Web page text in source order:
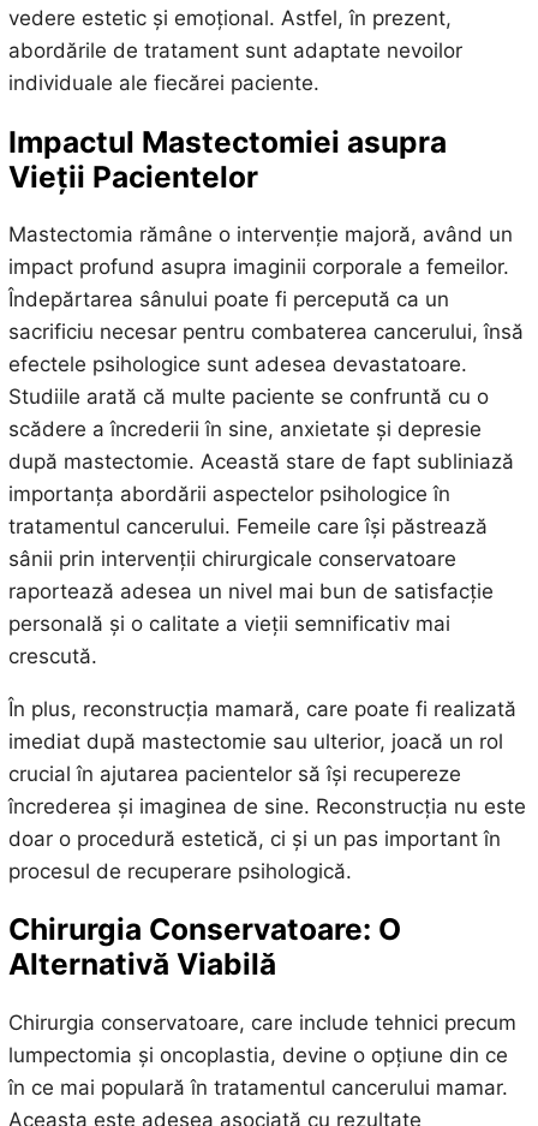
vedere estetic și emoțional. Astfel, în prezent,
abordările de tratament sunt adaptate nevoilor
individuale ale fiecărei paciente.
Impactul Mastectomiei asupra
Vieții Pacientelor
Mastectomia rămâne o intervenție majoră, având un
impact profund asupra imaginii corporale a femeilor.
Îndepărtarea sânului poate fi percepută ca un
sacrificiu necesar pentru combaterea cancerului, însă
efectele psihologice sunt adesea devastatoare.
Studiile arată că multe paciente se confruntă cu o
scădere a încrederii în sine, anxietate și depresie
după mastectomie. Această stare de fapt subliniază
importanța abordării aspectelor psihologice în
tratamentul cancerului. Femeile care își păstrează
sânii prin intervenții chirurgicale conservatoare
raportează adesea un nivel mai bun de satisfacție
personală și o calitate a vieții semnificativ mai
crescută.
În plus, reconstrucția mamară, care poate fi realizată
imediat după mastectomie sau ulterior, joacă un rol
crucial în ajutarea pacientelor să își recupereze
încrederea și imaginea de sine. Reconstrucția nu este
doar o procedură estetică, ci și un pas important în
procesul de recuperare psihologică.
Chirurgia Conservatoare: O
Alternativă Viabilă
Chirurgia conservatoare, care include tehnici precum
lumpectomia și oncoplastia, devine o opțiune din ce
în ce mai populară în tratamentul cancerului mamar.
Aceasta este adesea asociată cu rezultate